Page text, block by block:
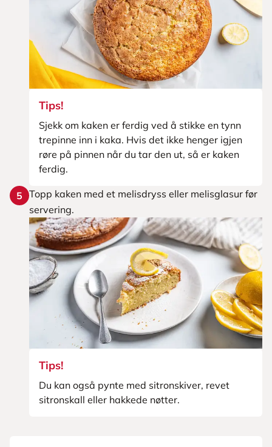
Tips!
Sjekk om kaken er ferdig ved å stikke en tynn
trepinne inn i kaka. Hvis det ikke henger igjen
røre på pinnen når du tar den ut, så er kaken
ferdig.
5 Topp kaken med et melisdryss eller melisglasur før
servering.
Tips!
Du kan også pynte med sitronskiver, revet
sitronskall eller hakkede nøtter.